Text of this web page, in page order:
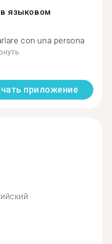
языковом
con una persona
приложение